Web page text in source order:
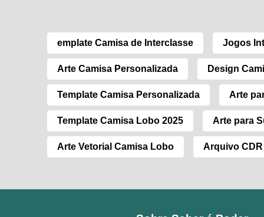
emplate Camisa de Interclasse Jogos
Arte Camisa Personalizada Design
Template Camisa Personalizada Arte
Template Camisa Lobo 2025 Arte para
Arte Vetorial Camisa Lobo Arquivo